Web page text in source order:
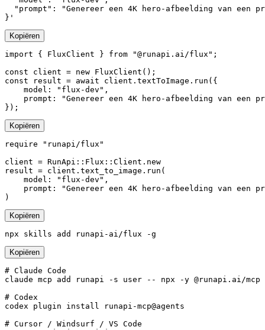
"prompt": "Genereer een 4K hero-afbeelding van een
}'
Kopiëren
import { FluxClient } from "@runapi.ai/flux";
const client = new FluxClient();
const result = await client.textToImage.run({
    model: "flux-dev",
prompt: "Genereer een 4K hero-afbeelding van een
});
Kopiëren
require "runapi/flux"
client = RunApi::Flux::Client.new
result = client.text_to_image.run(
    model: "flux-dev",
prompt: "Genereer een 4K hero-afbeelding van een
)
Kopiëren
npx skills add runapi-ai/flux -g
Kopiëren
# Claude Code
claude mcp add runapi -s user -- npx -y @runapi.ai/mcp
# Codex
codex plugin install runapi-mcp@agents
# Cursor / Windsurf / VS Code